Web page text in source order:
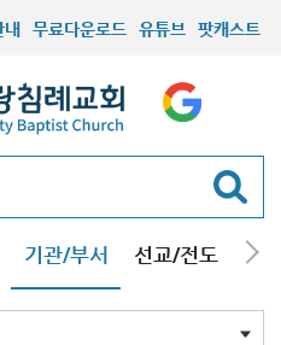
내 무료다운로드 유튜브 팟캐스트
기관/부서 선교/전도 질